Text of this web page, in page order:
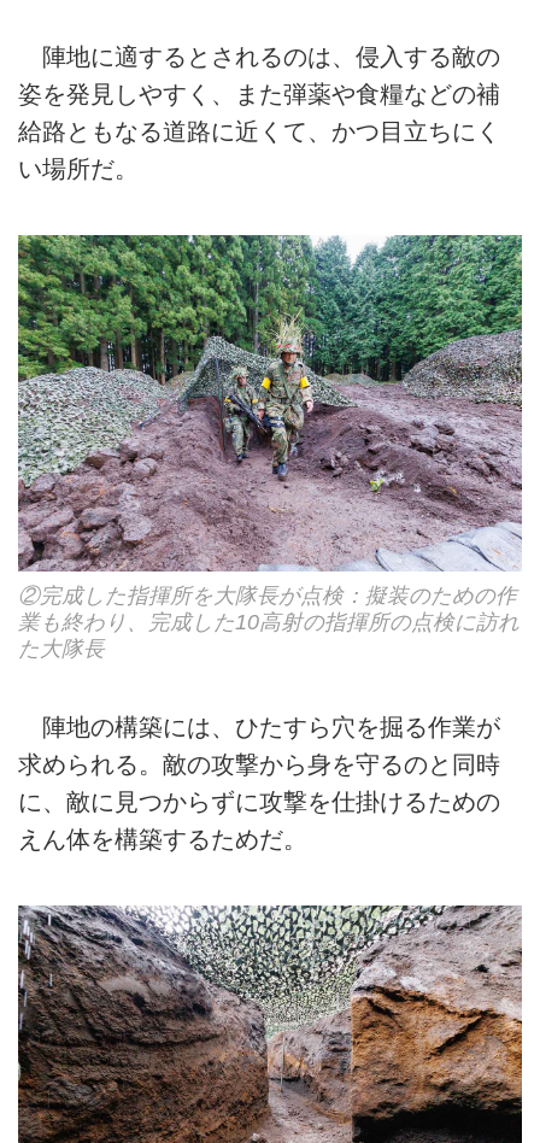
陣地に適するとされるのは、侵入する敵の
姿を発見しやすく、また弾薬や食糧などの補
給路ともなる道路に近くて、かつ目立ちにく
い場所だ。
②完成した指揮所を大隊長が点検：擬装のための作
業も終わり、完成した10高射の指揮所の点検に訪れ
た大隊長
陣地の構築には、ひたすら穴を掘る作業が
求められる。敵の攻撃から身を守るのと同時
に、敵に見つからずに攻撃を仕掛けるための
えん体を構築するためだ。